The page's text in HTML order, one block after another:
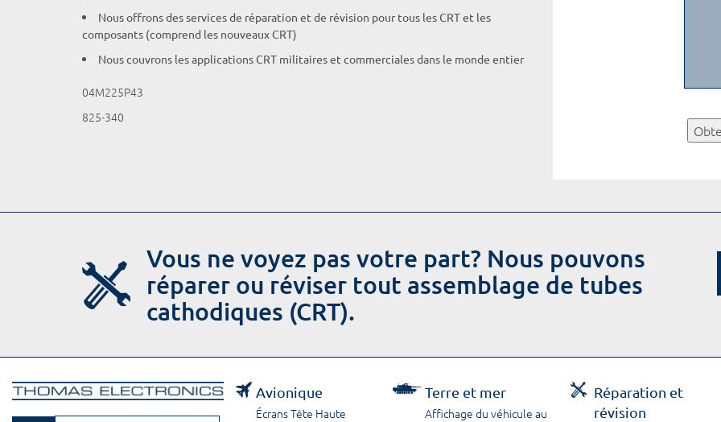
Nous offrons des services de réparation et de révision pour tous les CRT et les
composants (comprend les nouveaux CRT)
Nous couvrons les applications CRT militaires et commerciales dans le monde entier
04M225P43
825-340
Vous ne voyez pas votre part? Nous pouvons
réparer ou réviser tout assemblage de tubes
cathodiques (CRT).
Avionique
Écrans Tête Haute
Terre et mer
Affichage du véhicule au
Réparation et
révision